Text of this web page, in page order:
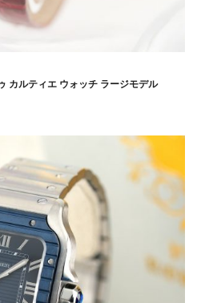
カルティエ ウォッチ ラージモデル